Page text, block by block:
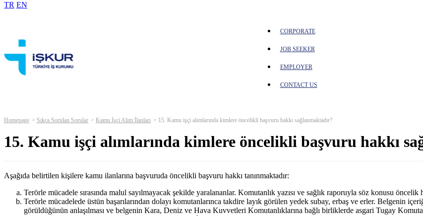
TR EN
CORPORATE
JOB SEEKER
EMPLOYER
CONTACT US
Homepage Sıkça Sorulan Sorular Kamu İşçi Alım İlanları 15. Kamu işçi alımlarında kimlere öncelikli başvuru hakkı sağlanmaktadır?
15. Kamu işçi alımlarında kimlere öncelikli başvuru hakkı
Aşağıda belirtilen kişilere kamu ilanlarına başvuruda öncelikli başvuru hakkı tanınmaktadır:
Terörle mücadele sırasında malul sayılmayacak şekilde yaralananlar. Komutanlık yazısı ve sağlık raporuyla söz konusu
Terörle mücadelede üstün başarılarından dolayı komutanlarınca takdire layık görülen yedek subay, erbaş ve erler. Belgenin
görüldüğünün anlaşılması ve belgenin Kara, Deniz ve Hava Kuvvetleri Komutanlıklarına bağlı birliklerde asgari Tugay